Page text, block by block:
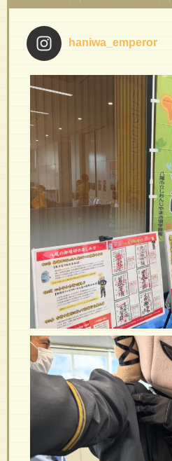
haniwa_emperor